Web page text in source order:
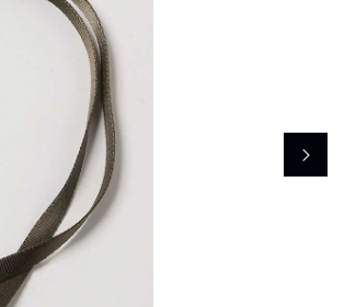
ウィークリーコーデ
レコメンドアイテム
ピックアップアイテム
フォーカスブランド
セールおすすめアイテム
人気アイテム TOP 15